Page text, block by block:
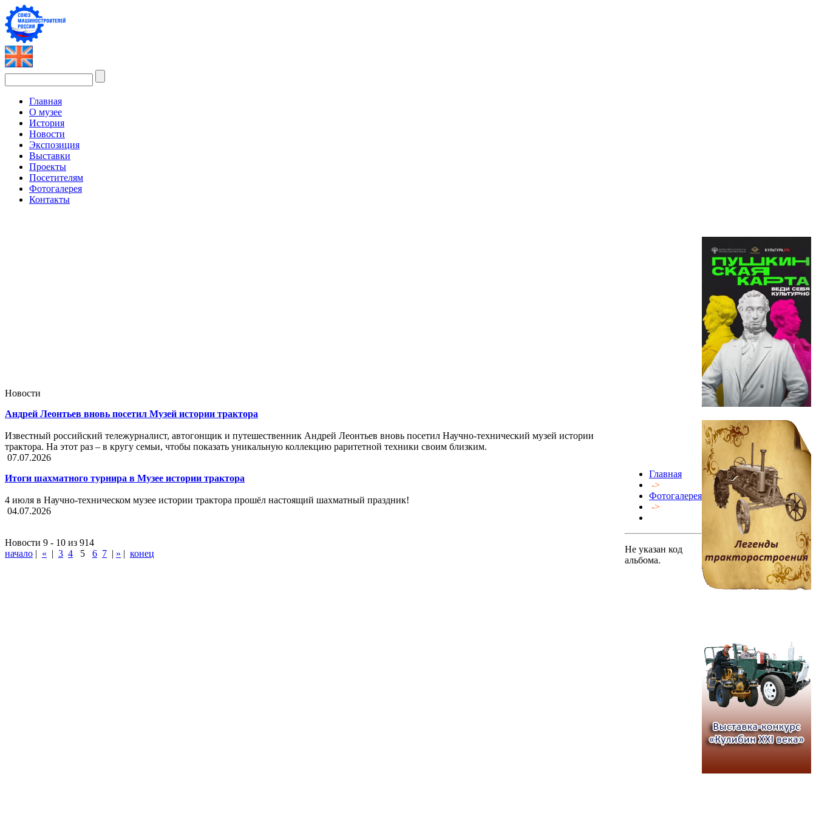
Главная
О музее
История
Новости
Экспозиция
Выставки
Проекты
Посетителям
Фотогалерея
Контакты
Новости
Андрей Леонтьев вновь посетил Музей истории трактора
Известный российский тележурналист, автогонщик и путешественник Андрей Леонтьев вновь посетил Научно-технический музей истории
трактора. На этот раз – в кругу семьи, чтобы показать уникальную коллекцию раритетной техники своим близким.
07.07.2026
Итоги шахматного турнира в Музее истории трактора
4 июля в Научно-техническом музее истории трактора прошёл настоящий шахматный праздник!
04.07.2026
Новости 9 - 10 из 914
начало | « | 3 4 5 6 7 | » | конец
Главная
->
Фотогалерея
->
Не указан код
альбома.